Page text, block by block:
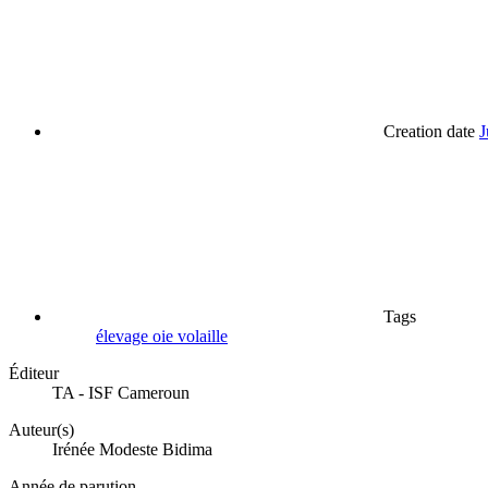
Creation date
Tags
élevage oie volaille
Éditeur
TA - ISF Cameroun
Auteur(s)
Irénée Modeste Bidima